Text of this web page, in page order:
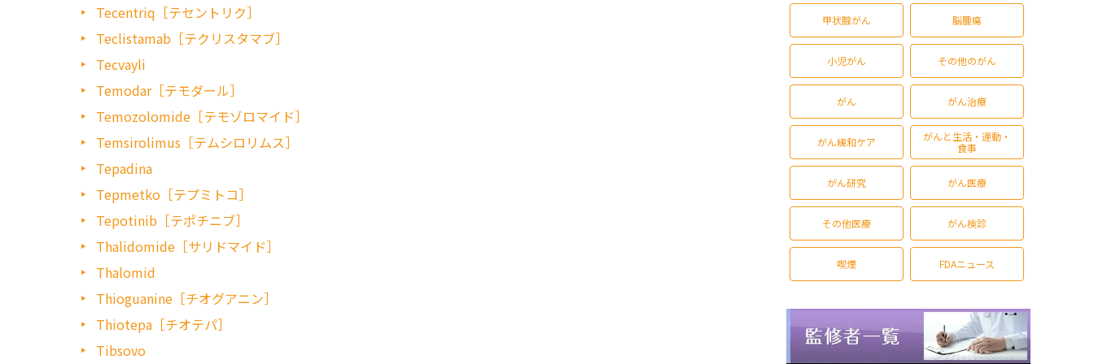
Tecentriq［テセントリク］
Teclistamab［テクリスタマブ］
Tecvayli
Temodar［テモダール］
Temozolomide［テモゾロマイド］
Temsirolimus［テムシロリムス］
Tepadina
Tepmetko［テプミトコ］
Tepotinib［テポチニブ］
Thalidomide［サリドマイド］
Thalomid
Thioguanine［チオグアニン］
Thiotepa［チオテパ］
Tibsovo
甲状腺がん 脳腫瘍
小児がん その他のがん
がん がん治療
がん緩和ケア
がんと生活・運動・
食事
がん研究 がん医療
その他医療 がん検診
喫煙 FDAニュース